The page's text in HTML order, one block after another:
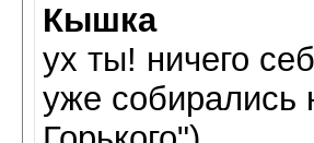
Кышка
ух ты! ничего
уже собирались